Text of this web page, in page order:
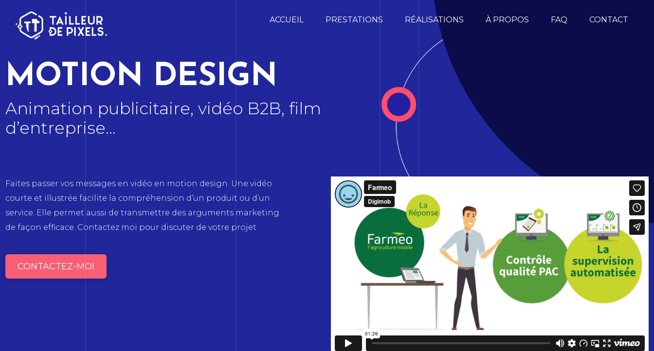
ACCUEIL PRESTATIONS RÉALISATIONS À PROPOS FAQ CONTACT
MOTION DESIGN
Animation publicitaire, vidéo B2B, film
d’entreprise…
Faites passer vos messages en vidéo en motion design. Une vidéo
courte et illustrée facilite la compréhension d’un produit ou d’un
service. Elle permet aussi de transmettre des arguments marketing
de façon efficace. Contactez moi pour discuter de votre projet.
CONTACTEZ-MOI